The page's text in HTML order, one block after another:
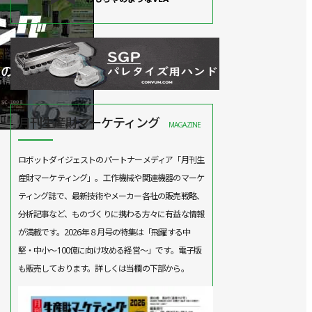
月刊生産財マーケティング MAGAZINE
ロボットダイジェストのパートナーメディア「月刊生
産財マーケティング」。工作機械や関連機器のマーケ
ティング誌で、最新技術やメーカー各社の販売戦略、
分析記事など、ものづくりに携わる方々に有益な情報
が満載です。2026年８月号の特集は「飛躍する中
堅・中小～100億に向け攻める経営～」です。電子版
も販売しております。詳しくは当欄の下部から。